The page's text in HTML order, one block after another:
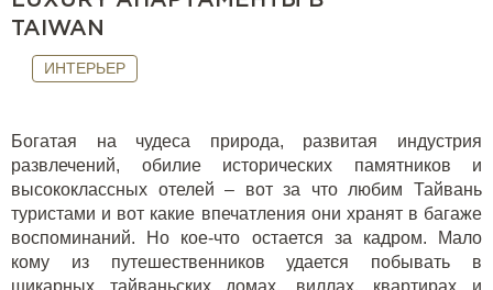
TAIWAN
ИНТЕРЬЕР
Богатая на чудеса природа, развитая индустрия
развлечений, обилие исторических памятников и
высококлассных отелей – вот за что любим Тайвань
туристами и вот какие впечатления они хранят в багаже
воспоминаний. Но кое-что остается за кадром. Мало
кому из путешественников удается побывать в
шикарных тайваньских домах, виллах, квартирах и